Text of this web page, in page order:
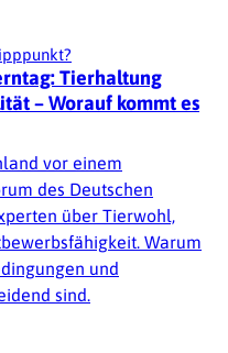
Tierhaltung
– Worauf kommt es
vor einem
des Deutschen
über Tierwohl,
Warum
und
sind.